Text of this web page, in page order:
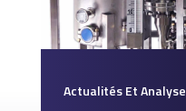
Actualités Et